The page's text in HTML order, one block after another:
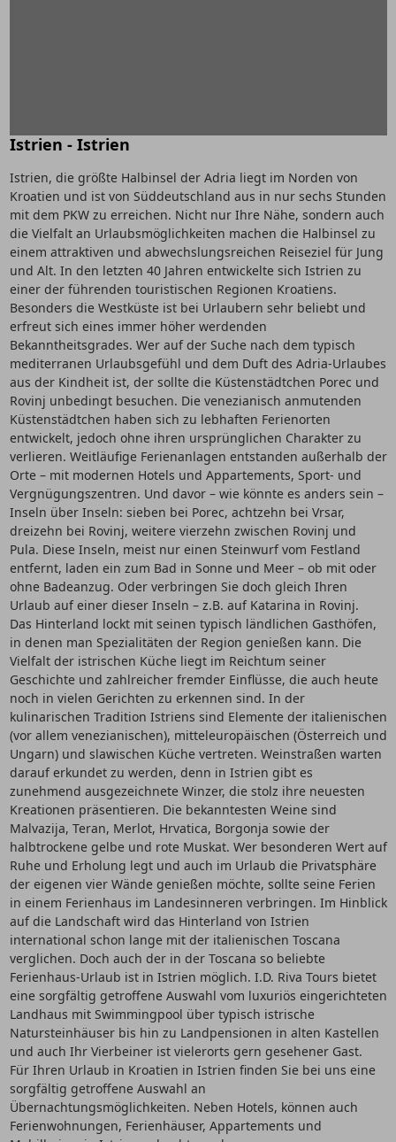
Istrien - Istrien
Istrien, die größte Halbinsel der Adria liegt im Norden von
Kroatien und ist von Süddeutschland aus in nur sechs Stunden
mit dem PKW zu erreichen. Nicht nur Ihre Nähe, sondern auch
die Vielfalt an Urlaubsmöglichkeiten machen die Halbinsel zu
einem attraktiven und abwechslungsreichen Reiseziel für Jung
und Alt. In den letzten 40 Jahren entwickelte sich Istrien zu
einer der führenden touristischen Regionen Kroatiens.
Besonders die Westküste ist bei Urlaubern sehr beliebt und
erfreut sich eines immer höher werdenden
Bekanntheitsgrades. Wer auf der Suche nach dem typisch
mediterranen Urlaubsgefühl und dem Duft des Adria-Urlaubes
aus der Kindheit ist, der sollte die Küstenstädtchen Porec und
Rovinj unbedingt besuchen. Die venezianisch anmutenden
Küstenstädtchen haben sich zu lebhaften Ferienorten
entwickelt, jedoch ohne ihren ursprünglichen Charakter zu
verlieren. Weitläufige Ferienanlagen entstanden außerhalb der
Orte – mit modernen Hotels und Appartements, Sport- und
Vergnügungszentren. Und davor – wie könnte es anders sein –
Inseln über Inseln: sieben bei Porec, achtzehn bei Vrsar,
dreizehn bei Rovinj, weitere vierzehn zwischen Rovinj und
Pula. Diese Inseln, meist nur einen Steinwurf vom Festland
entfernt, laden ein zum Bad in Sonne und Meer – ob mit oder
ohne Badeanzug. Oder verbringen Sie doch gleich Ihren
Urlaub auf einer dieser Inseln – z.B. auf Katarina in Rovinj.
Das Hinterland lockt mit seinen typisch ländlichen Gasthöfen,
in denen man Spezialitäten der Region genießen kann. Die
Vielfalt der istrischen Küche liegt im Reichtum seiner
Geschichte und zahlreicher fremder Einflüsse, die auch heute
noch in vielen Gerichten zu erkennen sind. In der
kulinarischen Tradition Istriens sind Elemente der italienischen
(vor allem venezianischen), mitteleuropäischen (Österreich und
Ungarn) und slawischen Küche vertreten. Weinstraßen warten
darauf erkundet zu werden, denn in Istrien gibt es
zunehmend ausgezeichnete Winzer, die stolz ihre neuesten
Kreationen präsentieren. Die bekanntesten Weine sind
Malvazija, Teran, Merlot, Hrvatica, Borgonja sowie der
halbtrockene gelbe und rote Muskat. Wer besonderen Wert auf
Ruhe und Erholung legt und auch im Urlaub die Privatsphäre
der eigenen vier Wände genießen möchte, sollte seine Ferien
in einem Ferienhaus im Landesinneren verbringen. Im Hinblick
auf die Landschaft wird das Hinterland von Istrien
international schon lange mit der italienischen Toscana
verglichen. Doch auch der in der Toscana so beliebte
Ferienhaus-Urlaub ist in Istrien möglich. I.D. Riva Tours bietet
eine sorgfältig getroffene Auswahl vom luxuriös eingerichteten
Landhaus mit Swimmingpool über typisch istrische
Natursteinhäuser bis hin zu Landpensionen in alten Kastellen
und auch Ihr Vierbeiner ist vielerorts gern gesehener Gast.
Für Ihren Urlaub in Kroatien in Istrien finden Sie bei uns eine
sorgfältig getroffene Auswahl an
Übernachtungsmöglichkeiten. Neben Hotels, können auch
Ferienwohnungen, Ferienhäuser, Appartements und